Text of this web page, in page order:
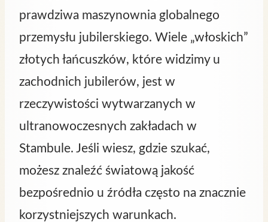
prawdziwa maszynownia globalnego
przemysłu jubilerskiego. Wiele „włoskich”
złotych łańcuszków, które widzimy u
zachodnich jubilerów, jest w
rzeczywistości wytwarzanych w
ultranowoczesnych zakładach w
Stambule. Jeśli wiesz, gdzie szukać,
możesz znaleźć światową jakość
bezpośrednio u źródła często na znacznie
korzystniejszych warunkach.